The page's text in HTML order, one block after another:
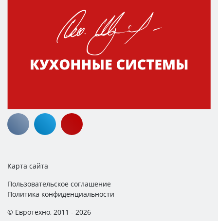
Карта сайта
Пользовательское соглашение
Политика конфиденциальности
© Евротехно, 2011 - 2026